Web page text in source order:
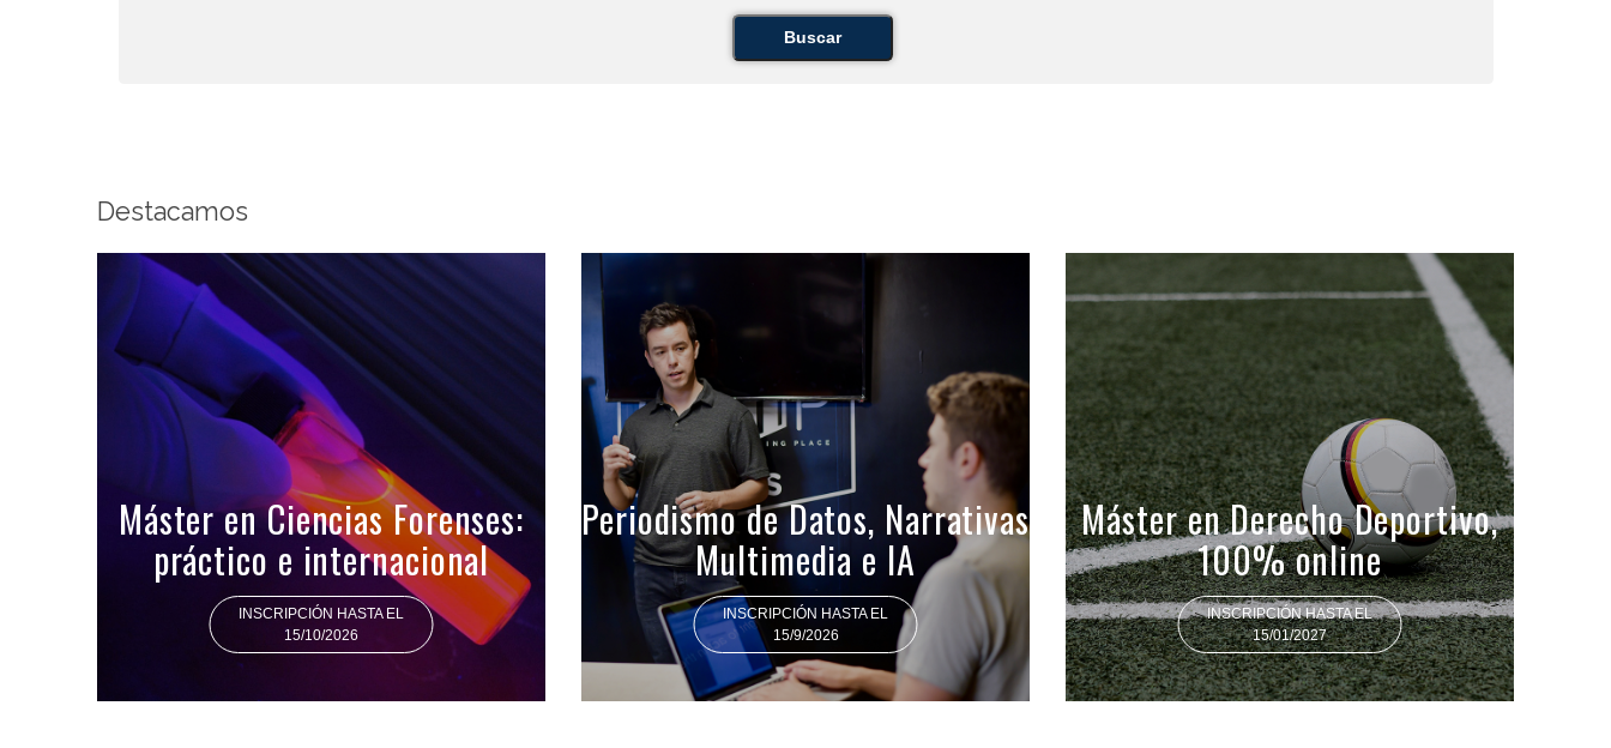
Buscar
Destacamos
Máster en Ciencias Forenses:
práctico e internacional
INSCRIPCIÓN HASTA EL
15/10/2026
Periodismo de Datos, Narrativas
Multimedia e IA
INSCRIPCIÓN HASTA EL
15/9/2026
Máster en Derecho Deportivo,
100% online
INSCRIPCIÓN HASTA EL
15/01/2027